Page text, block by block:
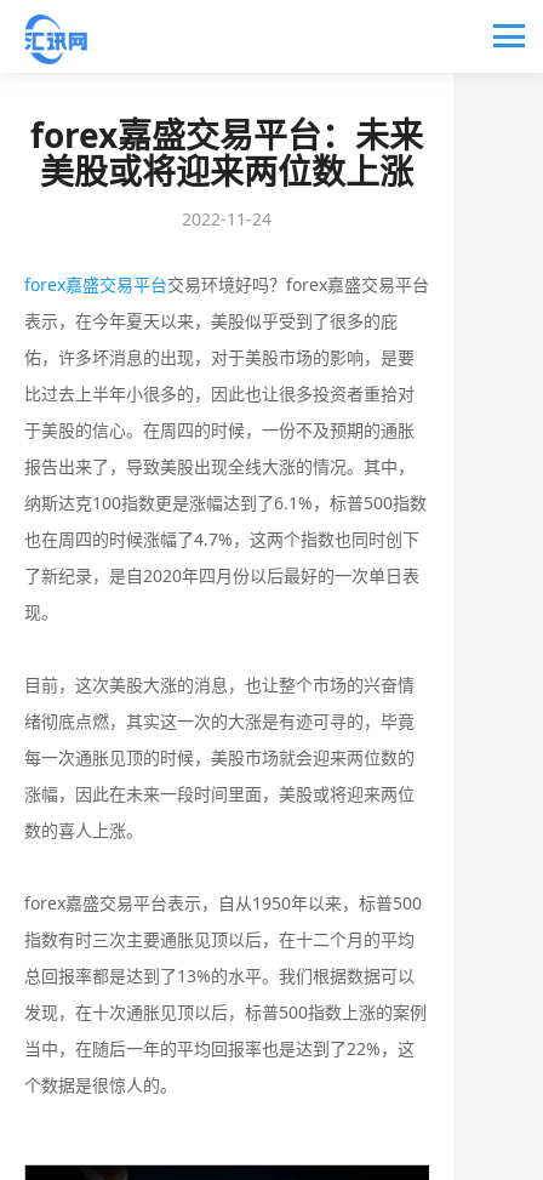
forex嘉盛交易平台：未来
美股或将迎来两位数上涨
2022-11-24
forex嘉盛交易平台交易环境好吗？forex嘉盛交易平台
表示，在今年夏天以来，美股似乎受到了很多的庇
佑，许多坏消息的出现，对于美股市场的影响，是要
比过去上半年小很多的，因此也让很多投资者重拾对
于美股的信心。在周四的时候，一份不及预期的通胀
报告出来了，导致美股出现全线大涨的情况。其中，
纳斯达克100指数更是涨幅达到了6.1%，标普500指数
也在周四的时候涨幅了4.7%，这两个指数也同时创下
了新纪录，是自2020年四月份以后最好的一次单日表
现。
目前，这次美股大涨的消息，也让整个市场的兴奋情
绪彻底点燃，其实这一次的大涨是有迹可寻的，毕竟
每一次通胀见顶的时候，美股市场就会迎来两位数的
涨幅，因此在未来一段时间里面，美股或将迎来两位
数的喜人上涨。
forex嘉盛交易平台表示，自从1950年以来，标普500
指数有时三次主要通胀见顶以后，在十二个月的平均
总回报率都是达到了13%的水平。我们根据数据可以
发现，在十次通胀见顶以后，标普500指数上涨的案例
当中，在随后一年的平均回报率也是达到了22%，这
个数据是很惊人的。